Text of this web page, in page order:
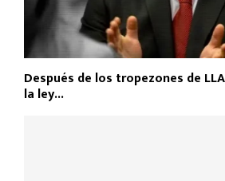
Después de los tropezones de
la ley...